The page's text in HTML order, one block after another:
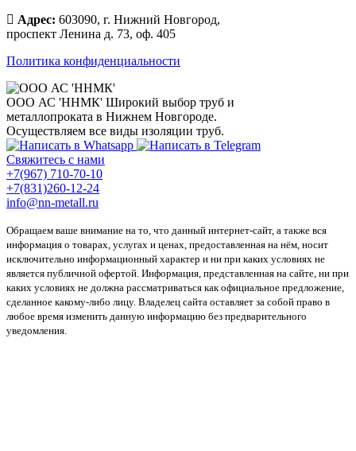
Адрес: 603090, г. Нижний Новгород,
проспект Ленина д. 73, оф. 405
Политика конфиденциальности
ООО АС 'ННМК' Широкий выбор труб и
металлопроката в Нижнем Новгороде.
Осуществляем все виды изоляции труб.
Свяжитесь с нами
+7(967) 710-70-10
+7(831)260-12-24
info@nn-metall.ru
Обращаем ваше внимание на то, что данный интернет-сайт, а также вся
информация о товарах, услугах и ценах, предоставленная на нём, носит
исключительно информационный характер и ни при каких условиях не
является публичной офертой. Информация, представленная на сайте, ни при
каких условиях не должна рассматриваться как официальное предложение,
сделанное какому-либо лицу. Владелец сайта оставляет за собой право в
любое время изменить данную информацию без предварительного
уведомления.